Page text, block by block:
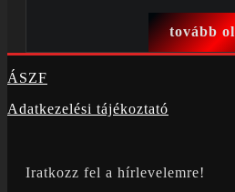
tovább
ÁSZF
Adatkezelési tájékoztató
Iratkozz fel a hírlevelemre!